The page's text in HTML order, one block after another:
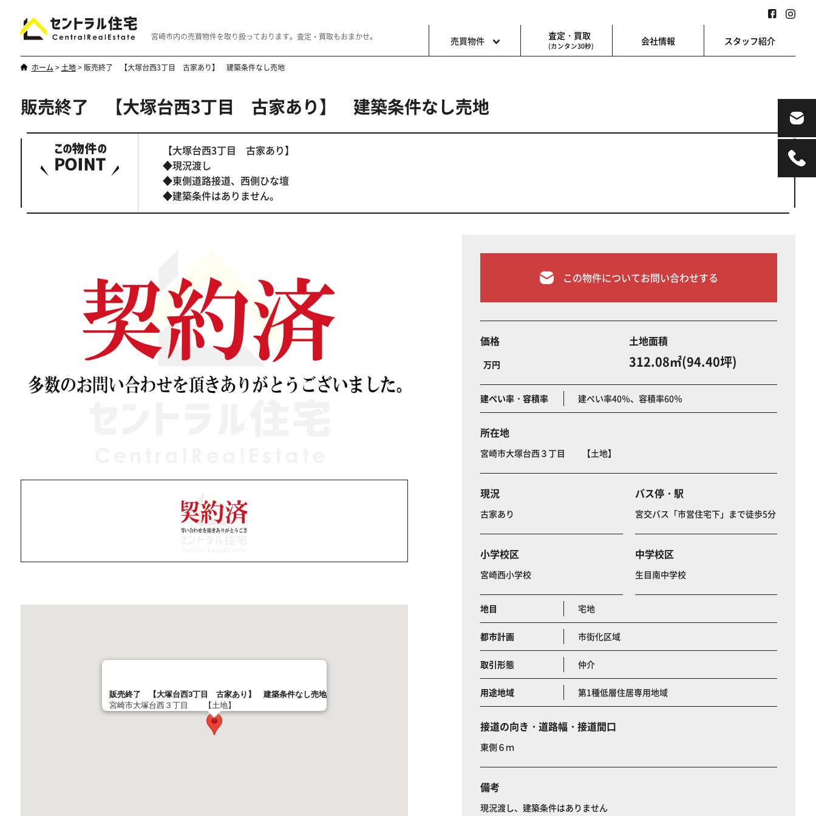
宮崎市内の売買物件を取り扱っております。査定・買取もおまかせ。 売買物件 査定・買取
(カンタン30秒) 会社情報 スタッフ紹介
やはり一戸建てが一番
ホーム > 土地> 販売終了 【大塚台西3丁目 古家あり】 建築条件なし売地
販売終了 【大塚台西3丁目 古家あり】 建築条件なし売地
【大塚台西3丁目 古家あり】
◆現況渡し
◆東側道路接道、西側ひな壇
◆建築条件はありません。
販売終了 【大塚台西3丁目 古家あり】 建築条件なし売地
宮崎市大塚台西３丁目 【土地】
この物件についてお問い合わせする
価格
万円
土地面積
312.08㎡(94.40坪)
建ぺい率・容積率 建ぺい率40％、容積率60％
所在地
宮崎市大塚台西３丁目 【土地】
現況
古家あり
バス停・駅
宮交バス「市営住宅下」まで徒歩5分
小学校区
宮崎西小学校
中学校区
生目南中学校
地目 宅地
都市計画 市街化区域
取引形態 仲介
用途地域 第1種低層住居専用地域
接道の向き・道路幅・接道間口
東側６ｍ
備考
現況渡し、建築条件はありません